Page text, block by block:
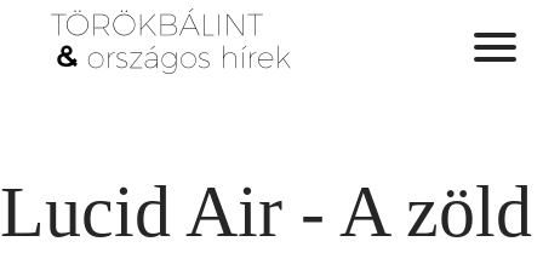
Lucid Air - A zöld